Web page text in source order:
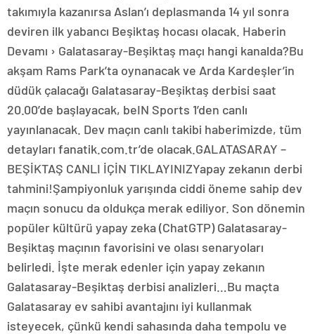
takımıyla kazanırsa Aslan’ı deplasmanda 14 yıl sonra
deviren ilk yabancı Beşiktaş hocası olacak. Haberin
Devamı › Galatasaray-Beşiktaş maçı hangi kanalda?Bu
akşam Rams Park’ta oynanacak ve Arda Kardeşler’in
düdük çalacağı Galatasaray-Beşiktaş derbisi saat
20.00’de başlayacak, beIN Sports 1’den canlı
yayınlanacak. Dev maçın canlı takibi haberimizde, tüm
detayları fanatik.com.tr’de olacak.GALATASARAY –
BEŞİKTAŞ CANLI İÇİN TIKLAYINIZYapay zekanın derbi
tahmini!Şampiyonluk yarışında ciddi öneme sahip dev
maçın sonucu da oldukça merak ediliyor. Son dönemin
popüler kültürü yapay zeka (ChatGTP) Galatasaray-
Beşiktaş maçının favorisini ve olası senaryoları
belirledi. İşte merak edenler için yapay zekanın
Galatasaray-Beşiktaş derbisi analizleri…Bu maçta
Galatasaray ev sahibi avantajını iyi kullanmak
isteyecek, çünkü kendi sahasında daha tempolu ve